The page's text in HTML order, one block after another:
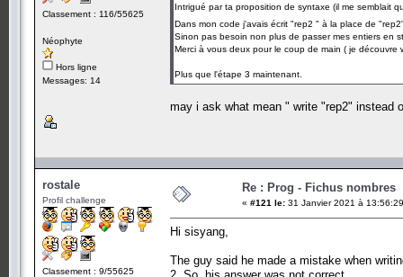
Classement : 116/55625
Néophyte
Hors ligne
Messages: 14
Intrigué par ta proposition de syntaxe (il me semblait
Dans mon code j'avais écrit "rep2 " à la place de
Sinon pas besoin non plus de passer mes entiers en
Merci à vous deux pour le coup de main ( je
Plus que l'étape 3 maintenant.
may i ask what mean " write "rep2" instead
rostale
Profil challenge
Classement : 9/55625
Re : Prog - Fichus nombres
« #121 le: 31 Janvier 2021 à
Hi sisyang,
The guy said he made a mistake when